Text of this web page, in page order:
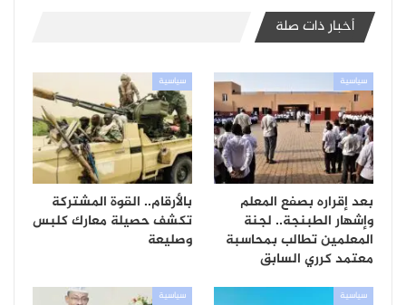
أخبار ذات صلة
سياسية
بعد إقراره بصفع المعلم
وإشهار الطبنجة.. لجنة
المعلمين تطالب بمحاسبة
معتمد كرري السابق
سياسية
بالأرقام.. القوة المشتركة
تكشف حصيلة معارك كلبس
وصليعة
سياسية سياسية